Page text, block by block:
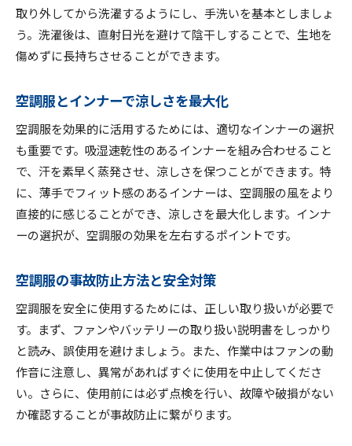
取り外してから洗濯するようにし、手洗いを基本としましょ
う。洗濯後は、直射日光を避けて陰干しすることで、生地を
傷めずに長持ちさせることができます。
空調服とインナーで涼しさを最大化
空調服を効果的に活用するためには、適切なインナーの選択
も重要です。吸湿速乾性のあるインナーを組み合わせること
で、汗を素早く蒸発させ、涼しさを保つことができます。特
に、薄手でフィット感のあるインナーは、空調服の風をより
直接的に感じることができ、涼しさを最大化します。インナ
ーの選択が、空調服の効果を左右するポイントです。
空調服の事故防止方法と安全対策
空調服を安全に使用するためには、正しい取り扱いが必要で
す。まず、ファンやバッテリーの取り扱い説明書をしっかり
と読み、誤使用を避けましょう。また、作業中はファンの動
作音に注意し、異常があればすぐに使用を中止してくださ
い。さらに、使用前には必ず点検を行い、故障や破損がない
か確認することが事故防止に繋がります。